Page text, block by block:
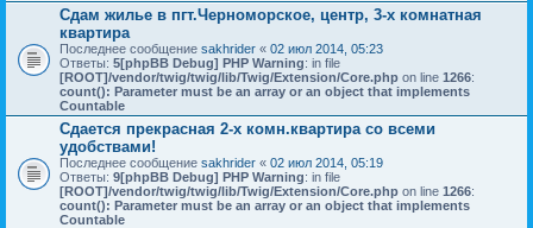
Сдам жилье в пгт.Черноморское, центр, 3-х комнатная
квартира
Последнее сообщение sakhrider « 02 июл 2014, 05:23
Ответы: 5[phpBB Debug] PHP Warning: in file
[ROOT]/vendor/twig/twig/lib/Twig/Extension/Core.php on line 1266:
count(): Parameter must be an array or an object that implements
Countable
Сдается прекрасная 2-х комн.квартира со всеми
удобствами!
Последнее сообщение sakhrider « 02 июл 2014, 05:19
Ответы: 9[phpBB Debug] PHP Warning: in file
[ROOT]/vendor/twig/twig/lib/Twig/Extension/Core.php on line 1266:
count(): Parameter must be an array or an object that implements
Countable